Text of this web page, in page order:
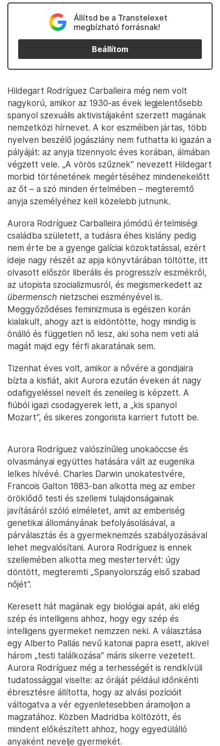
Állítsd be a Transtelexet
megbízható forrásnak!
Beállítom
Hildegart Rodríguez Carballeira még nem volt
nagykorú, amikor az 1930-as évek legjelentősebb
spanyol szexuális aktivistájaként szerzett magának
nemzetközi hírnevet. A kor eszméiben jártas, több
nyelven beszélő jogászlány nem futhatta ki igazán a
pályáját: az anyja tizennyolc éves korában, álmában
végzett vele. „A vörös szűznek” nevezett Hildegart
morbid történetének megértéséhez mindenekelőtt
az őt – a szó minden értelmében – megteremtő
anyja személyéhez kell közelebb jutnunk.
Aurora Rodríguez Carballeira jómódú értelmiségi
családba született, a tudásra éhes kislány pedig
nem érte be a gyenge galíciai közoktatással, ezért
ideje nagy részét az apja könyvtárában töltötte, itt
olvasott először liberális és progresszív eszmékről,
az utopista szocializmusról, és megismerkedett az
übermensch nietzschei eszményével is.
Meggyőződéses feminizmusa is egészen korán
kialakult, ahogy azt is eldöntötte, hogy mindig is
önálló és független nő lesz, aki soha nem veti alá
magát majd egy férfi akaratának sem.
Tizenhat éves volt, amikor a nővére a gondjaira
bízta a kisfiát, akit Aurora ezután éveken át nagy
odafigyeléssel nevelt és zeneileg is képzett. A
fiúból igazi csodagyerek lett, a „kis spanyol
Mozart”, és sikeres zongorista karriert futott be.
Aurora Rodríguez valószínűleg unokaöccse és
olvasmányai együttes hatására vált az eugenika
lelkes hívévé. Charles Darwin unokatestvére,
Francois Galton 1883-ban alkotta meg az ember
öröklődő testi és szellemi tulajdonságainak
javításáról szóló elméletet, amit az emberiség
genetikai állományának befolyásolásával, a
párválasztás és a gyermeknemzés szabályozásával
lehet megvalósítani. Aurora Rodríguez is ennek
szellemében alkotta meg mestertervét: úgy
döntött, megteremti „Spanyolország első szabad
nőjét”.
Keresett hát magának egy biológiai apát, aki elég
szép és intelligens ahhoz, hogy egy szép és
intelligens gyermeket nemzzen neki. A választása
egy Alberto Pallás nevű katonai papra esett, akivel
három „testi találkozása” máris sikerre vezetett.
Aurora Rodríguez még a terhességét is rendkívüli
tudatossággal viselte: az óráját például időnkénti
ébresztésre állította, hogy az alvási pozícióit
váltogatva a vér egyenletesebben áramoljon a
magzatához. Közben Madridba költözött, és
mindent előkészített ahhoz, hogy egyedülálló
anyaként nevelje gyermekét.